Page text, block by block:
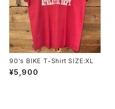
90's BIKE T-Shirt SIZE:XL
¥5,900